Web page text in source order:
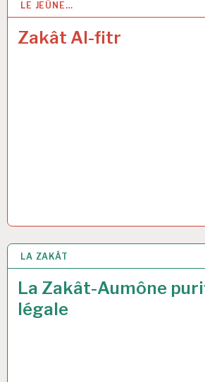
LE JEÛNE…
Zakât Al-fitr
20 MAR 2017
LA ZAKÂT
La Zakât-Aumône
légale
16 MAR 2017